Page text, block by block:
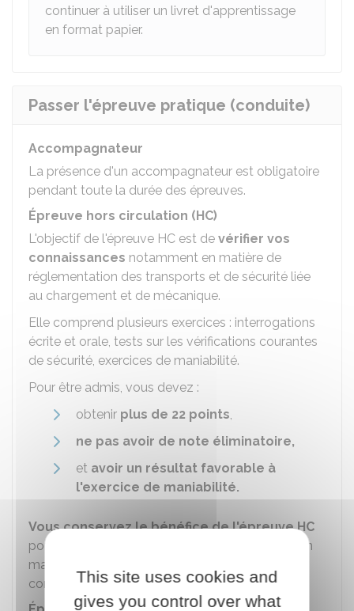
continuer à utiliser un livret d'apprentissage
en format papier.
Passer l'épreuve pratique (conduite)
Accompagnateur
La présence d'un accompagnateur est obligatoire
pendant toute la durée des épreuves.
Épreuve hors circulation (HC)
L'objectif de l'épreuve HC est de vérifier vos
connaissances notamment en matière de
réglementation des transports et de sécurité liée
au chargement et de mécanique.
Elle comprend plusieurs exercices : interrogations
écrite et orale, tests sur les vérifications courantes
de sécurité, exercices de maniabilité.
Pour être admis, vous devez :
obtenir plus de 22 points,
ne pas avoir de note éliminatoire,
et avoir un résultat favorable à
l'exercice de maniabilité.
Vous conservez le bénéfice de l'épreuve HC
pour 3 épreuves en circulation (CIR) pendant 1 an
maximum à partir de la réussite à l'épreuve HC à
condition de valider l'épreuve théorique.
This site uses cookies and
gives you control over what